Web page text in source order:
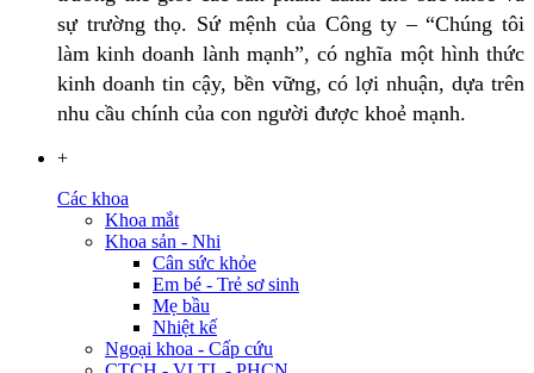
sự trường thọ. Sứ mệnh của Công ty – “Chúng tôi
làm kinh doanh lành mạnh”, có nghĩa một hình thức
kinh doanh tin cậy, bền vững, có lợi nhuận, dựa trên
nhu cầu chính của con người được khoẻ mạnh.
+
Các khoa
Khoa mắt
Khoa sản - Nhi
Cân sức khỏe
Em bé - Trẻ sơ sinh
Mẹ bầu
Nhiệt kế
Ngoại khoa - Cấp cứu